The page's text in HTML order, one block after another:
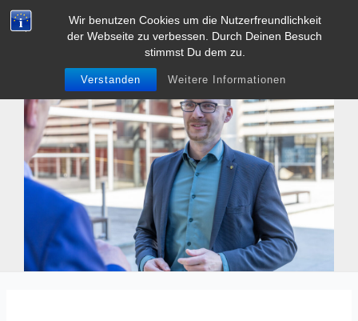
Wir benutzen Cookies um die Nutzerfreundlichkeit
der Webseite zu verbessen. Durch Deinen Besuch
stimmst Du dem zu.
Verstanden Weitere Informationen
Zum
Inhalt
Tobias Heller
Main